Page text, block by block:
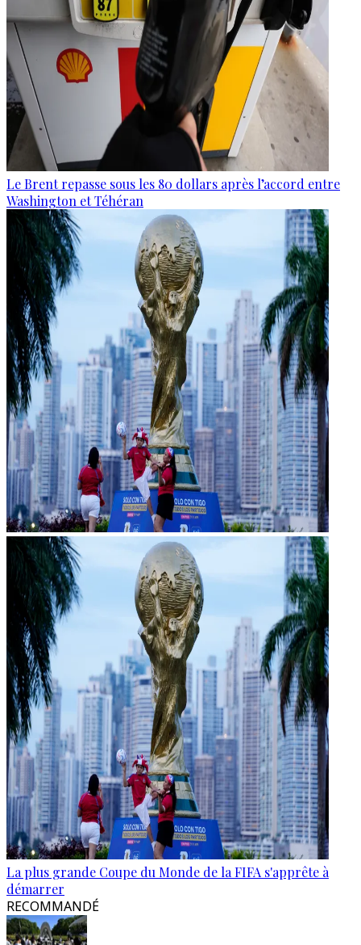
Le Brent repasse sous les 80 dollars après l’accord entre
Washington et Téhéran
La plus grande Coupe du Monde de la FIFA s'apprête à
démarrer
RECOMMANDÉ